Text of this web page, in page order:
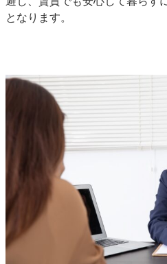
となります。